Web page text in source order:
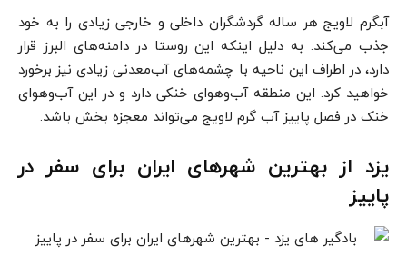
آبگرم لاویج هر ساله گردشگران داخلی و خارجی زیادی را به خود
جذب می‌کند. به دلیل اینکه این روستا در دامنه‌های البرز قرار
دارد، در اطراف این ناحیه با چشمه‌های آب‌معدنی زیادی نیز برخورد
خواهید کرد. این منطقه آب‌وهوای خنکی دارد و در این آب‌وهوای
خنک در فصل پاییز آب گرم لاویج می‌تواند معجزه بخش باشد.
یزد از بهترین شهرهای ایران برای سفر در
پاییز